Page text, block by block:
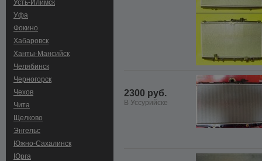
Усть-Илимск
Уфа
Фокино
Хабаровск
Ханты-Мансийск
Челябинск
Черногорск
Чехов
Чита
Щелково
Энгельс
Южно-Сахалинск
Юрга
2300 руб.
В Уссурийске